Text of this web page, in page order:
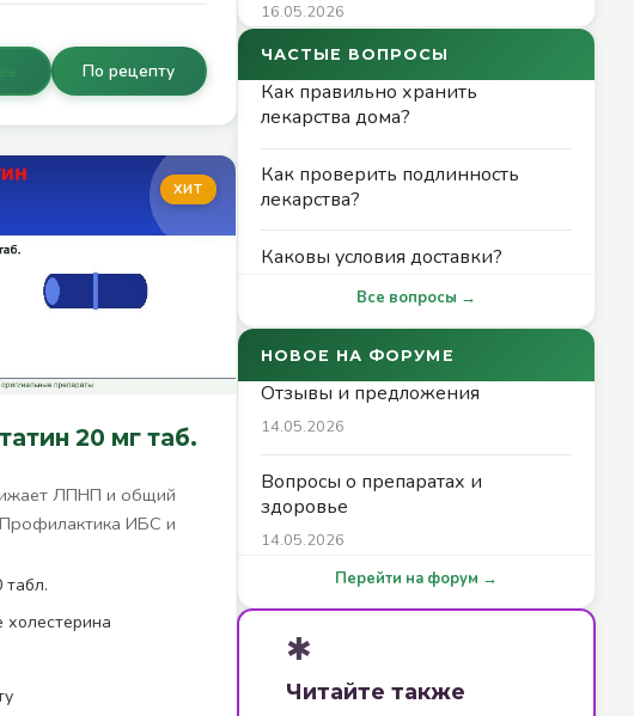
По рецепту
ХИТ
20 мг таб.
ЛПНП и общий
ИБС и
табл.
16.05.2026
ЧАСТЫЕ ВОПРОСЫ
Как правильно хранить
лекарства дома?
Как проверить подлинность
лекарства?
Каковы условия доставки?
Все вопросы →
НОВОЕ НА ФОРУМЕ
Отзывы и предложения
14.05.2026
Вопросы о препаратах и
здоровье
14.05.2026
Перейти на форум →
✱
Читайте также